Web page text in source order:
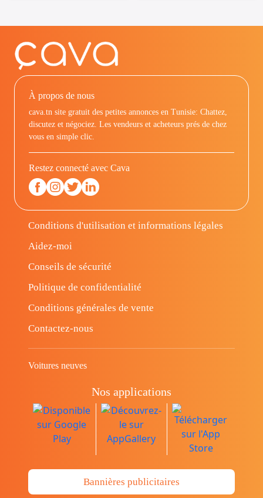
À propos de nous
cava.tn site gratuit des petites annonces en Tunisie: Chattez,
discutez et négociez. Les vendeurs et acheteurs prés de chez
vous en simple clic.
Restez connecté avec Cava
Conditions d'utilisation et informations légales
Aidez-moi
Conseils de sécurité
Politique de confidentialité
Conditions générales de vente
Contactez-nous
Voitures neuves
Nos applications
Bannières publicitaires